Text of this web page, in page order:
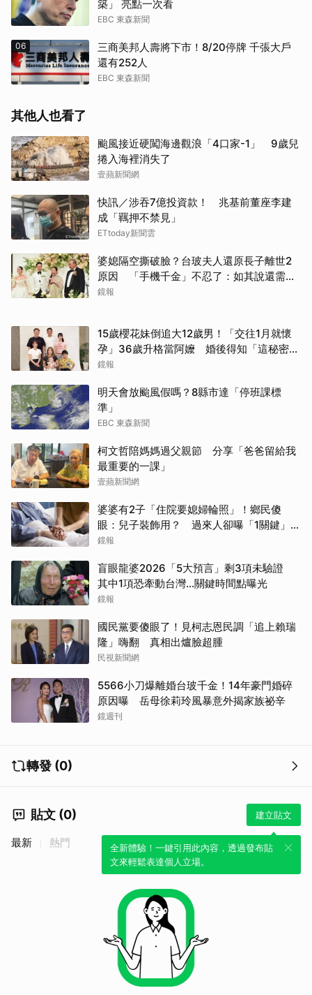
築」 亮點一次看
EBC 東森新聞
06
三商美邦人壽將下市！8/20停牌 千張大戶
還有252人
EBC 東森新聞
其他人也看了
颱風接近硬闖海邊觀浪「4口家-1」 9歲兒
捲入海裡消失了
壹蘋新聞網
快訊／涉吞7億投資款！ 兆基前董座李建
成「羈押不禁見」
ETtoday新聞雲
婆媳隔空撕破臉？台玻夫人還原長子離世2
原因 「手機千金」不忍了：如其說還需要
離開嗎？
鏡報
15歲櫻花妹倒追大12歲男！「交往1月就懷
孕」36歲升格當阿嬤 婚後得知「這秘密」
傻眼了
鏡報
明天會放颱風假嗎？8縣市達「停班課標
準」
EBC 東森新聞
柯文哲陪媽媽過父親節 分享「爸爸留給我
最重要的一課」
壹蘋新聞網
婆婆有2子「住院要媳婦輪照」！鄉民傻
眼：兒子裝飾用？ 過來人卻曝「1關鍵」才
做決定
鏡報
盲眼龍婆2026「5大預言」剩3項未驗證
其中1項恐牽動台灣...關鍵時間點曝光
鏡報
國民黨要傻眼了！見柯志恩民調「追上賴瑞
隆」嗨翻 真相出爐臉超腫
民視新聞網
5566小刀爆離婚台玻千金！14年豪門婚碎
原因曝 岳母徐莉玲風暴意外揭家族祕辛
鏡週刊
轉發 (0)
貼文 (0) 建立貼文
全新體驗！一鍵引用此內容，透過發布貼
文來輕鬆表達個人立場。
最新 熱門